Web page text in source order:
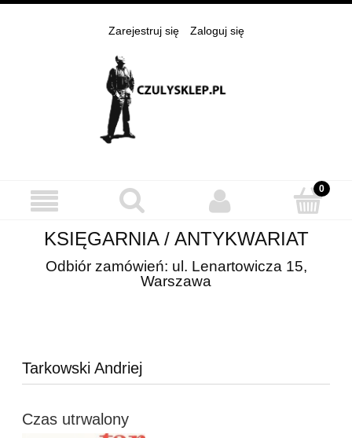
Zarejestruj się Zaloguj się
KSIĘGARNIA / ANTYKWARIAT
Odbiór zamówień: ul. Lenartowicza 15,
Warszawa
Tarkowski Andriej
Czas utrwalony